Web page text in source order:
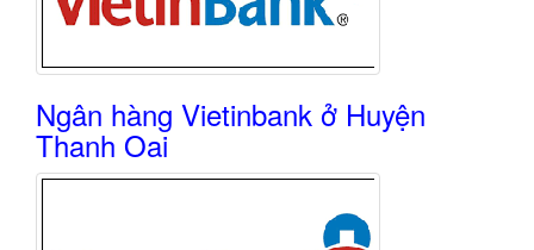
Ngân hàng Vietinbank ở Huyện
Thanh Oai